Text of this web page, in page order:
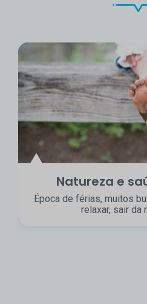
Natureza e
Época de férias, muitos
relaxar, sair da